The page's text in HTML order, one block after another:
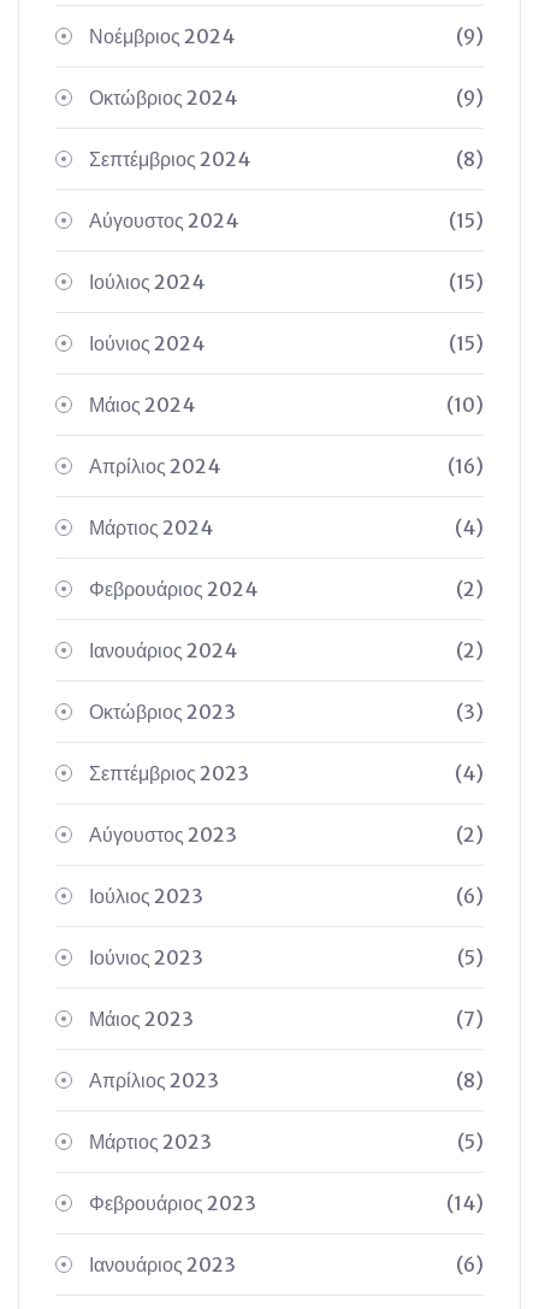
Νοέμβριος 2024 (9)
Οκτώβριος 2024 (9)
Σεπτέμβριος 2024 (8)
Αύγουστος 2024 (15)
Ιούλιος 2024 (15)
Ιούνιος 2024 (15)
Μάιος 2024 (10)
Απρίλιος 2024 (16)
Μάρτιος 2024 (4)
Φεβρουάριος 2024 (2)
Ιανουάριος 2024 (2)
Οκτώβριος 2023 (3)
Σεπτέμβριος 2023 (4)
Αύγουστος 2023 (2)
Ιούλιος 2023 (6)
Ιούνιος 2023 (5)
Μάιος 2023 (7)
Απρίλιος 2023 (8)
Μάρτιος 2023 (5)
Φεβρουάριος 2023 (14)
Ιανουάριος 2023 (6)